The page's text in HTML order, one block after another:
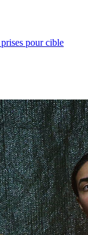
pour cible